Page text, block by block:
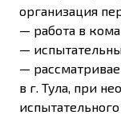
организация
— работа в
—
—
в г. Тула, при